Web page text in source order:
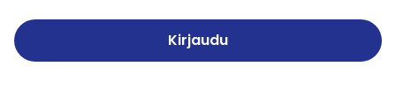
Kirjaudu